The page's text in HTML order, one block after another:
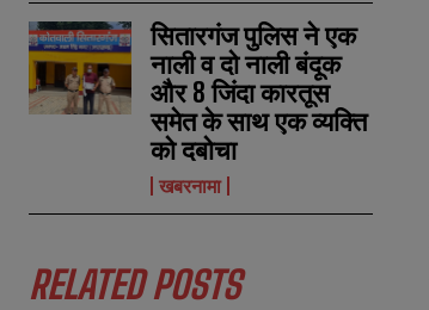
सितारगंज पुलिस ने एक
नाली व दो नाली बंदूक
और 8 जिंदा कारतूस
समेत के साथ एक व्यक्ति
को दबोचा
खबरनामा
RELATED POSTS